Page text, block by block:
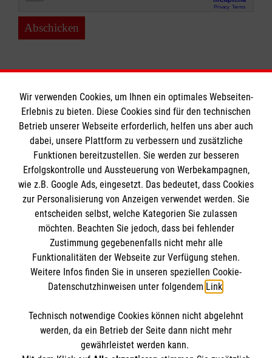
Abschicken
Informationen
Impressum
Datenschutz
Kontakt
Die Malteser
Malteser in Deutschland
Malteserorden
Sharepoint
Spendenkonto
Bank: Sparkasse Waischenfeld
IBAN: DE80 7735 0110 0000 3104 90
So finden Sie uns
Wir verwenden Cookies, um Ihnen ein optimales Webseiten-
Erlebnis zu bieten. Diese Cookies sind für den technischen
Betrieb unserer Webseite erforderlich, helfen uns aber auch
dabei, unsere Plattform zu verbessern und zusätzliche
Funktionen bereitzustellen. Sie werden zur besseren
Erfolgskontrolle und Aussteuerung von Werbekampagnen,
wie z.B. Google Ads, eingesetzt. Das bedeutet, dass Cookies
zur Personalisierung von Anzeigen verwendet werden. Sie
entscheiden selbst, welche Kategorien Sie zulassen
möchten. Beachten Sie jedoch, dass bei fehlender
Zustimmung gegebenenfalls nicht mehr alle
Funktionalitäten der Webseite zur Verfügung stehen.
Weitere Infos finden Sie in unseren speziellen Cookie-
Datenschutzhinweisen unter folgendem Link.
Technisch notwendige Cookies können nicht abgelehnt
werden, da ein Betrieb der Seite dann nicht mehr
gewährleistet werden kann.